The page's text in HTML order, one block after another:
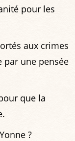
pour les
aux crimes
par une pensée
que la
?